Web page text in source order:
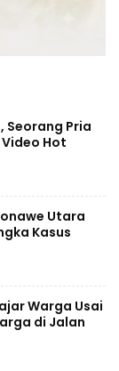
Seorang Pria
Hot
Utara
Kasus
Warga Usai
di Jalan